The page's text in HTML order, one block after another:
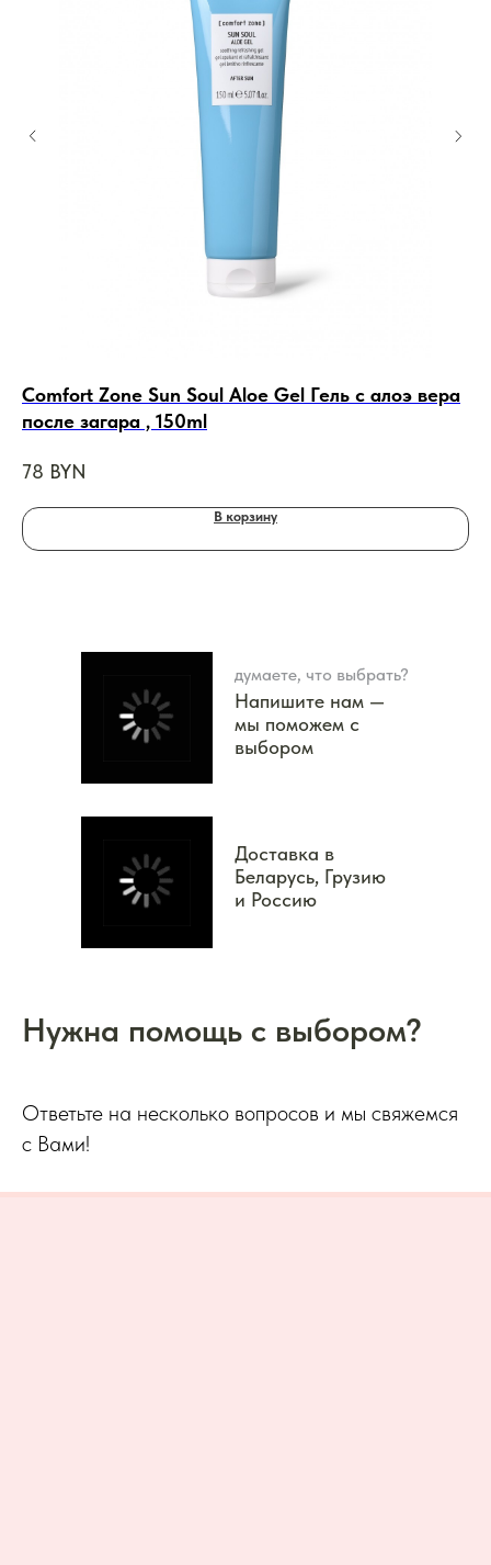
Comfort Zone Sun Soul Aloe Gel Гель с алоэ вера
после загара , 150ml
78 BYN
В корзину
думаете, что выбрать?
Напишите нам —
мы поможем с
выбором
Доставка в
Беларусь, Грузию
и Россию
Нужна помощь с выбором?
Ответьте на несколько вопросов и мы свяжемся
с Вами!